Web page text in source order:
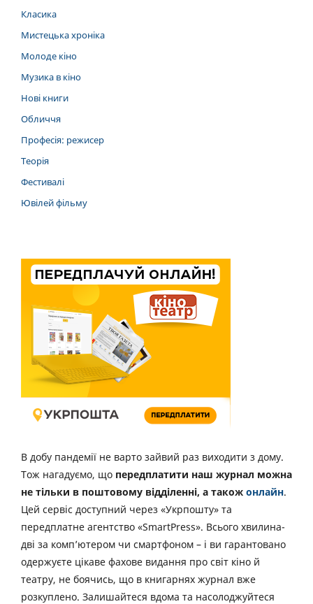
Класика
Мистецька хроніка
Молоде кіно
Музика в кіно
Нові книги
Обличчя
Професія: режисер
Теорія
Фестивалі
Ювілей фільму
В добу пандемії не варто зайвий раз виходити з дому.
Тож нагадуємо, що передплатити наш журнал можна
не тільки в поштовому відділенні, а також онлайн.
Цей сервіс доступний через «Укрпошту» та
передплатне агентство «SmartPress». Всього хвилина-
дві за комп’ютером чи смартфоном – і ви гарантовано
одержуєте цікаве фахове видання про світ кіно й
театру, не боячись, що в книгарнях журнал вже
розкуплено. Залишайтеся вдома та насолоджуйтеся